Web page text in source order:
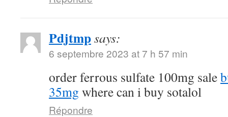
Pdjtmpsays:
6 septembre 2023 at 7 h 57 min
order ferrous sulfate 100mg sale
35mg where can i buy sotalol
Répondre